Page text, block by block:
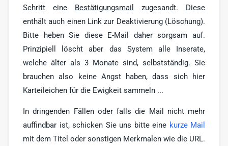
Schritt eine
Bestätigungsmail
zugesandt. Diese
enthält auch einen Link zur Deaktivierung (Löschung).
Bitte heben Sie diese E-Mail daher sorgsam auf.
Prinzipiell löscht aber das System alle Inserate,
welche älter als 3 Monate sind, selbstständig. Sie
brauchen also keine Angst haben, dass sich hier
Karteileichen für die Ewigkeit sammeln ...
In dringenden Fällen oder falls die Mail nicht mehr
auffindbar ist, schicken Sie uns bitte eine kurze Mail
mit dem Titel oder sonstigen Merkmalen wie die URL.